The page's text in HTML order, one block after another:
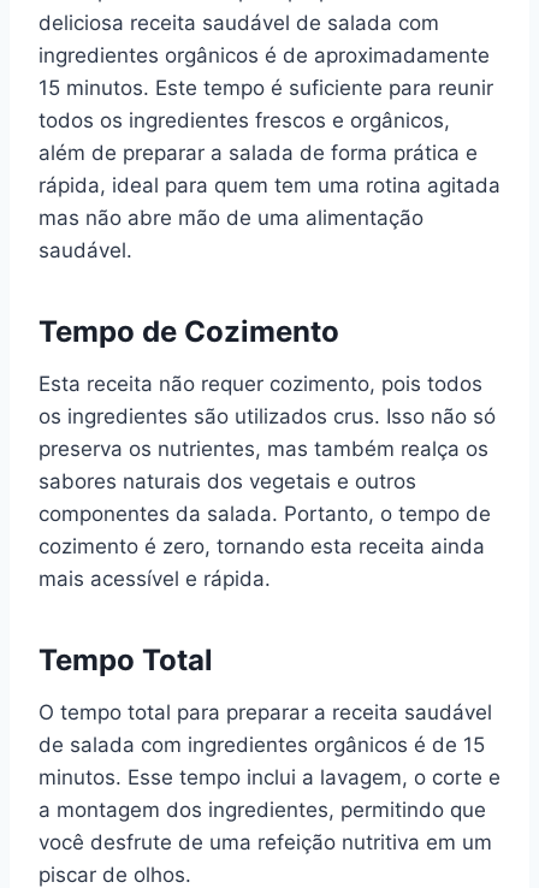
deliciosa receita saudável de salada com
ingredientes orgânicos é de aproximadamente
15 minutos. Este tempo é suficiente para reunir
todos os ingredientes frescos e orgânicos,
além de preparar a salada de forma prática e
rápida, ideal para quem tem uma rotina agitada
mas não abre mão de uma alimentação
saudável.
Tempo de Cozimento
Esta receita não requer cozimento, pois todos
os ingredientes são utilizados crus. Isso não só
preserva os nutrientes, mas também realça os
sabores naturais dos vegetais e outros
componentes da salada. Portanto, o tempo de
cozimento é zero, tornando esta receita ainda
mais acessível e rápida.
Tempo Total
O tempo total para preparar a receita saudável
de salada com ingredientes orgânicos é de 15
minutos. Esse tempo inclui a lavagem, o corte e
a montagem dos ingredientes, permitindo que
você desfrute de uma refeição nutritiva em um
piscar de olhos.